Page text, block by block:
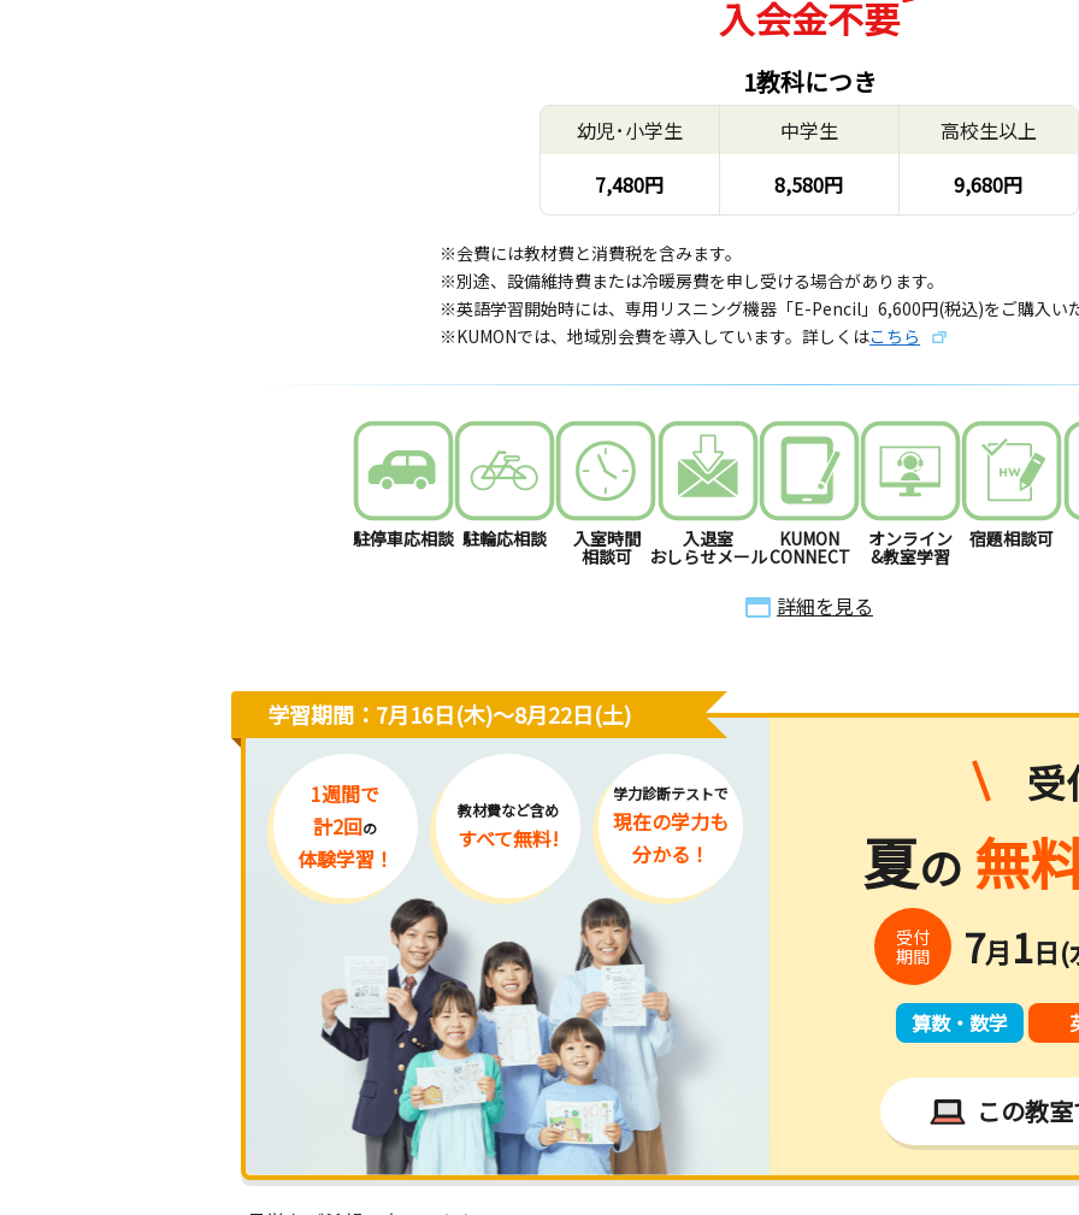
入会金不要
1教科につき
幼児･小学生
7,480円
中学生
8,580円
高校生以上
9,680円
※会費には教材費と消費税を含みます。
※別途、設備維持費または冷暖房費を申し受ける場合があります。
※英語学習開始時には、専用リスニング機器「E-Pencil」6,600円(税込)をご購入い
※KUMONでは、地域別会費を導入しています。詳しくはこちら
駐停車応相談 駐輪応相談 入室時間
相談可
入退室
おしらせメール
KUMON
CONNECT
オンライン
&教室学習
宿題相談可
詳細を見る
学習期間：7月16日(木)〜8月22日(土)
1週間で
計2回の
体験学習！
教材費など含め
すべて無料!
学力診断テストで
現在の学力も
分かる！
受
夏の 無
受付
期間
7月1日(
算数・数学
この教